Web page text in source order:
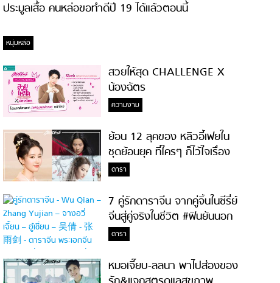
ประมูลเสื้อ คนหล่อขอทำดีปี 19 ได้แล้วตอนนี้
หนุ่มหล่อ
สวยให้สุด CHALLENGE X
น้องฉัตร
ความงาม
ย้อน 12 ลุคของ หลิวอี้เฟยใน
ชุดย้อนยุค ที่ใครๆ ก็ไว้ใจเรื่อง
ความสวย!
ดารา
7 คู่รักดาราจีน จากคู่จิ้นในซีรี่ย์
จีนสู่คู่จริงในชีวิต #ฟินยันนอก
จอ
ดารา
หมอเจี๊ยบ-ลลนา พาไปส่องของ